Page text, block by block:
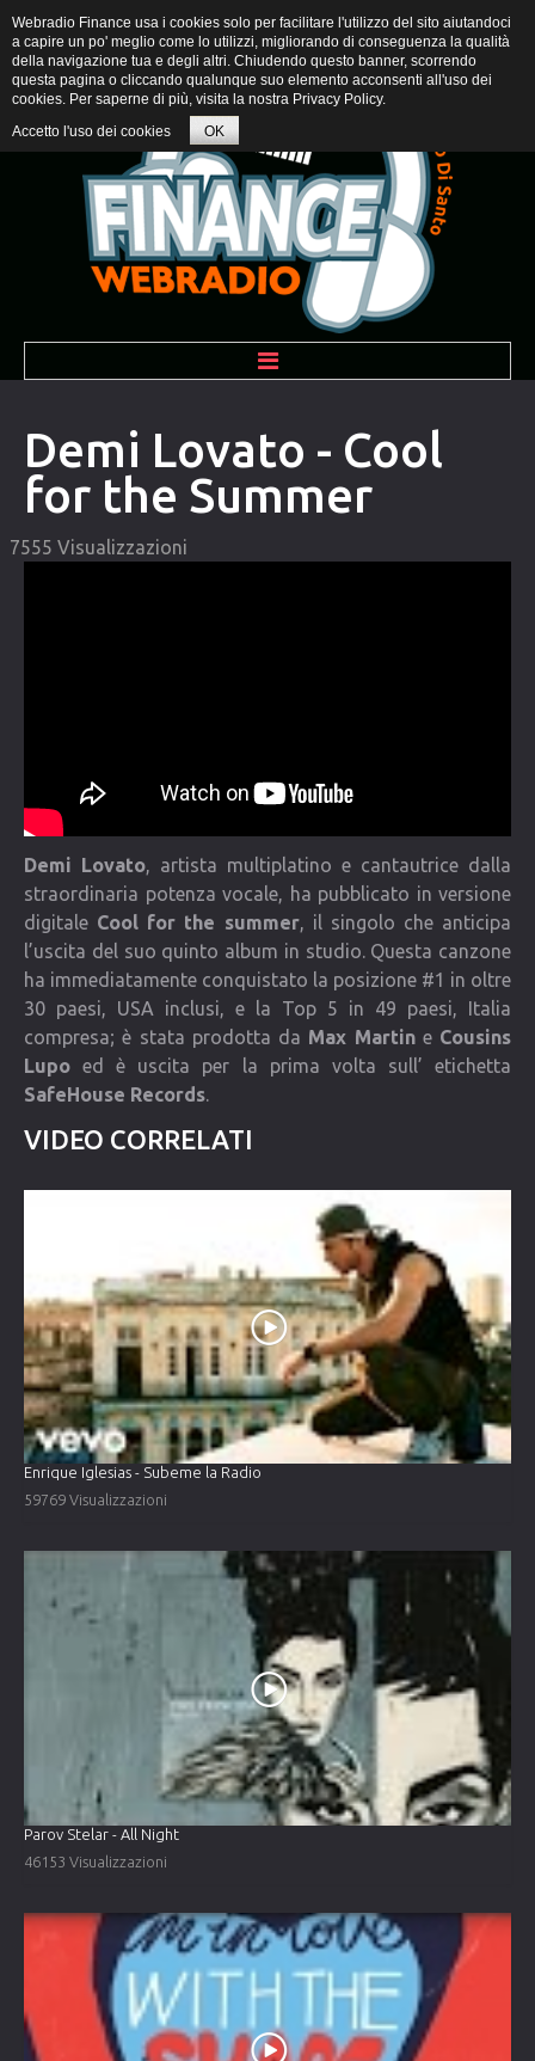
BENVENUTI
PROGRAMMI
COMMUNITY
Demi Lovato - Cool
for the Summer
7555 Visualizzazioni
Demi Lovato , artista multiplatino e cantautrice dalla
straordinaria potenza vocale, ha pubblicato in versione
digitale Cool for the summer, il singolo che anticipa
l’uscita del suo quinto album in studio. Questa canzone
ha immediatamente conquistato la posizione #1 in oltre
30 paesi, USA inclusi, e la Top 5 in 49 paesi, Italia
compresa; è stata prodotta da Max Martine Cousins
Lupo ed è uscita per la prima volta sull’ etichetta
SafeHouse Records
VIDEO CORRELATI
Enrique Iglesias - Subeme la Radio
59769 Visualizzazioni
Parov Stelar - All Night
46153 Visualizzazioni
Webradio Finance usa i cookies solo per facilitare l'utilizzo del sito aiutandoci
a capire un po' meglio come lo utilizzi, migliorando di conseguenza la qualità
della navigazione tua e degli altri. Chiudendo questo banner, scorrendo
questa pagina o cliccando qualunque suo elemento acconsenti all'uso dei
cookies. Per saperne di più, visita la nostra Privacy Policy.
Accetto l'uso dei cookies
OK